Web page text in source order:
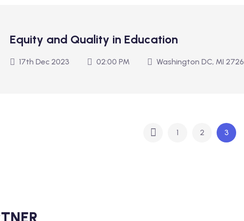
Equity and Quality in Education
17th Dec 2023 02:00 PM Washington DC, MI 2726
1 2 3